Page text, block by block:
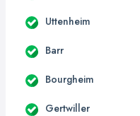
Uttenheim
Barr
Bourgheim
Gertwiller